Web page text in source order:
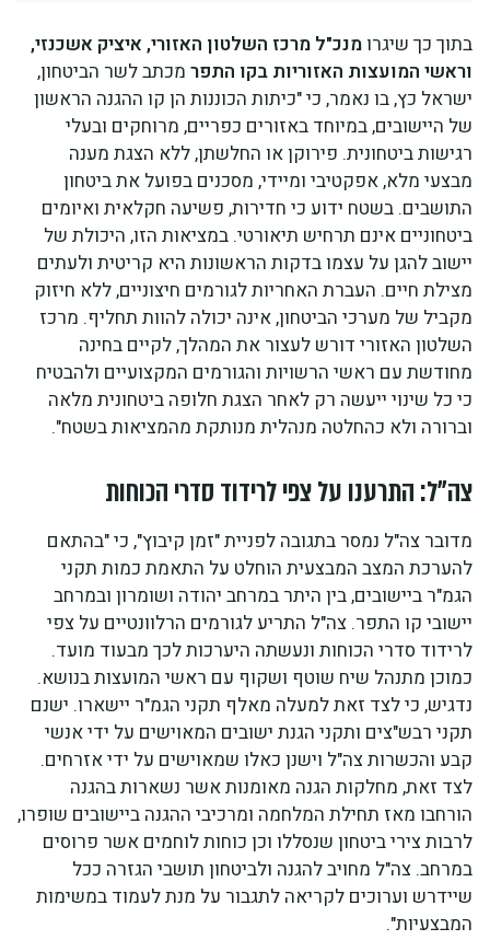
בתוך כך שיגרומנכ"ל מרכז השלטון האזורי, איציק אשכנזי,
וראשי המועצות האזוריות בקו התפר מכתב לשר הביטחון,
ישראל כץ, בו נאמר, כי "כיתות הכוננות הן קו ההגנה הראשון
של היישובים, במיוחד באזורים כפריים, מרוחקים ובעלי
רגישות ביטחונית. פירוקן או החלשתן, ללא הצגת מענה
מבצעי מלא, אפקטיבי ומיידי, מסכנים בפועל את ביטחון
התושבים. בשטח ידוע כי חדירות, פשיעה חקלאית ואיומים
ביטחוניים אינם תרחיש תיאורטי. במציאות הזו, היכולת של
יישוב להגן על עצמו בדקות הראשונות היא קריטית ולעתים
מצילת חיים. העברת האחריות לגורמים חיצוניים, ללא חיזוק
מקביל של מערכי הביטחון, אינה יכולה להוות תחליף. מרכז
השלטון האזורי דורש לעצור את המהלך, לקיים בחינה
מחודשת עם ראשי הרשויות והגורמים המקצועיים ולהבטיח
כי כל שינוי ייעשה רק לאחר הצגת חלופה ביטחונית מלאה
וברורה ולא כהחלטה מנהלית מנותקת מהמציאות בשטח".
צה"ל: התרענו על צפי לרידוד סדרי הכוחות
מדובר צה"ל נמסר בתגובה לפניית "זמן קיבוץ", כי "בהתאם
להערכת המצב המבצעית הוחלט על התאמת כמות תקני
הגמ"ר ביישובים, בין היתר במרחב יהודה ושומרון ובמרחב
יישובי קו התפר. צה"ל התריע לגורמים הרלוונטיים על צפי
לרידוד סדרי הכוחות ונעשתה היערכות לכך מבעוד מועד.
כמוכן מתנהל שיח שוטף ושקוף עם ראשי המועצות בנושא.
נדגיש, כי לצד זאת למעלה מאלף תקני הגמ"ר יישארו. ישנם
תקני רבש"צים ותקני הגנת ישובים המאוישים על ידי אנשי
קבע והכשרות צה"ל וישנן כאלו שמאוישים על ידי אזרחים.
לצד זאת, מחלקות הגנה מאומנות אשר נשארות בהגנה
הורחבו מאז תחילת המלחמה ומרכיבי ההגנה ביישובים שופרו,
לרבות צירי ביטחון שנסללו וכן כוחות לוחמים אשר פרוסים
במרחב. צה"ל מחויב להגנה ולביטחון תושבי הגזרה ככל
שיידרש וערוכים לקריאה לתגבור על מנת לעמוד במשימות
המבצעיות".